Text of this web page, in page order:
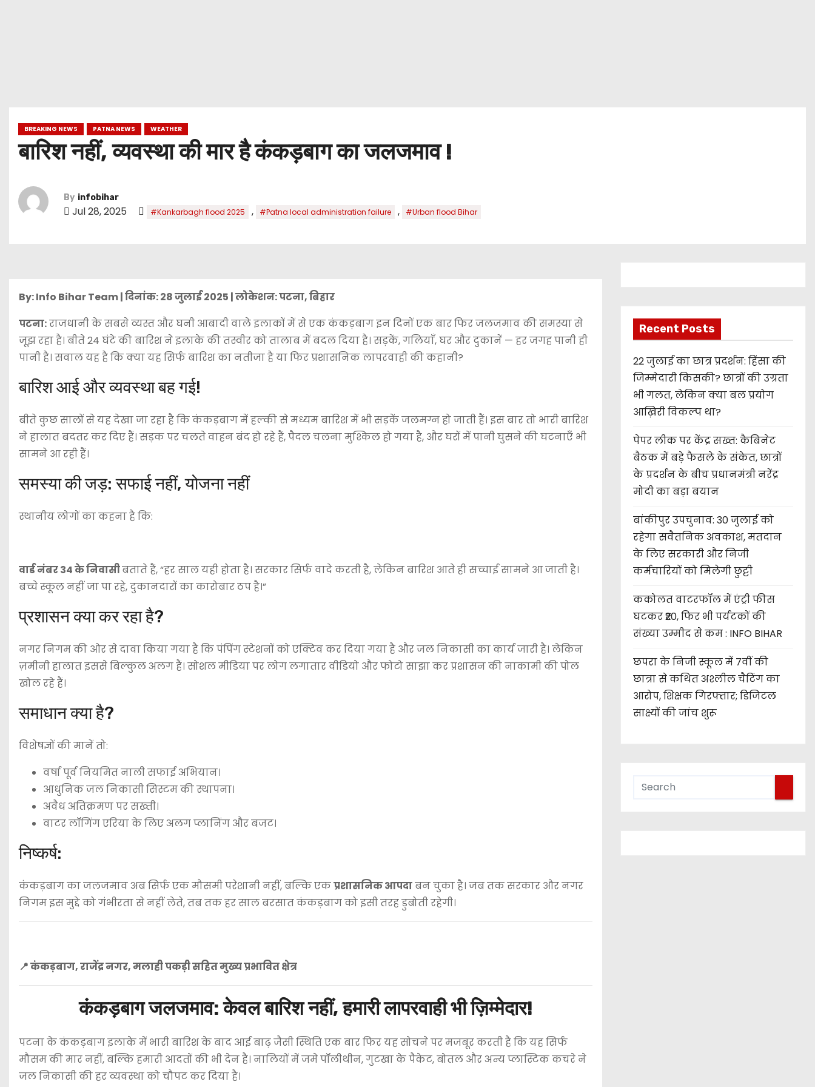
BREAKING NEWS PATNA NEWS WEATHER
बारिश नहीं, व्यवस्था की मार है कंकड़बाग का जलजमाव !
By infobihar
Jul 28, 2025 #Kankarbagh flood 2025 , #Patna local administration failure , #Urban flood Bihar
By: Info Bihar Team | दिनांक: 28 जुलाई 2025 | लोकेशन: पटना, बिहार
पटना:राजधानी के सबसे व्यस्त और घनी आबादी वाले इलाकों में से एक कंकड़बाग इन दिनों एक बार फिर जलजमाव की समस्या से
जूझ रहा है। बीते 24 घंटे की बारिश ने इलाके की तस्वीर को तालाब में बदल दिया है। सड़कें, गलियाँ, घर और दुकानें — हर जगह पानी ही
पानी है। सवाल यह है कि क्या यह सिर्फ बारिश का नतीजा है या फिर प्रशासनिक लापरवाही की कहानी?
बारिश आई और व्यवस्था बह गई!
बीते कुछ सालों से यह देखा जा रहा है कि कंकड़बाग में हल्की से मध्यम बारिश में भी सड़कें जलमग्न हो जाती हैं। इस बार तो भारी बारिश
ने हालात बदतर कर दिए हैं। सड़क पर चलते वाहन बंद हो रहे हैं, पैदल चलना मुश्किल हो गया है, और घरों में पानी घुसने की घटनाएँ भी
सामने आ रही हैं।
समस्या की जड़: सफाई नहीं, योजना नहीं
स्थानीय लोगों का कहना है कि:
वार्ड नंबर 34 के निवासीबताते हैं, “हर साल यही होता है। सरकार सिर्फ वादे करती है, लेकिन बारिश आते ही सच्चाई सामने आ जाती है।
बच्चे स्कूल नहीं जा पा रहे, दुकानदारों का कारोबार ठप है।”
प्रशासन क्या कर रहा है?
नगर निगम की ओर से दावा किया गया है कि पंपिंग स्टेशनों को एक्टिव कर दिया गया है और जल निकासी का कार्य जारी है। लेकिन
ज़मीनी हालात इससे बिल्कुल अलग हैं। सोशल मीडिया पर लोग लगातार वीडियो और फोटो साझा कर प्रशासन की नाकामी की पोल
खोल रहे हैं।
समाधान क्या है?
विशेषज्ञों की मानें तो:
वर्षा पूर्व नियमित नाली सफाई अभियान।
आधुनिक जल निकासी सिस्टम की स्थापना।
अवैध अतिक्रमण पर सख्ती।
वाटर लॉगिंग एरिया के लिए अलग प्लानिंग और बजट।
निष्कर्ष:
कंकड़बाग का जलजमाव अब सिर्फ एक मौसमी परेशानी नहीं, बल्कि एकप्रशासनिक आपदाबन चुका है। जब तक सरकार और नगर
निगम इस मुद्दे को गंभीरता से नहीं लेते, तब तक हर साल बरसात कंकड़बाग को इसी तरह डुबोती रहेगी।
📍 कंकड़बाग, राजेंद्र नगर, मलाही पकड़ी सहित मुख्य प्रभावित क्षेत्र
कंकड़बाग जलजमाव: केवल बारिश नहीं, हमारी लापरवाही भी ज़िम्मेदार!
पटना के कंकड़बाग इलाके में भारी बारिश के बाद आई बाढ़ जैसी स्थिति एक बार फिर यह सोचने पर मजबूर करती है कि यह सिर्फ
मौसम की मार नहीं, बल्कि हमारी आदतों की भी देन है। नालियों में जमे पॉलीथीन, गुटखा के पैकेट, बोतल और अन्य प्लास्टिक कचरे ने
जल निकासी की हर व्यवस्था को चौपट कर दिया है।
Recent Posts
22 जुलाई का छात्र प्रदर्शन: हिंसा की
जिम्मेदारी किसकी? छात्रों की उग्रता
भी गलत, लेकिन क्या बल प्रयोग
आख़िरी विकल्प था?
पेपर लीक पर केंद्र सख्त: कैबिनेट
बैठक में बड़े फैसले के संकेत, छात्रों
के प्रदर्शन के बीच प्रधानमंत्री नरेंद्र
मोदी का बड़ा बयान
बांकीपुर उपचुनाव: 30 जुलाई को
रहेगा सवैतनिक अवकाश, मतदान
के लिए सरकारी और निजी
कर्मचारियों को मिलेगी छुट्टी
ककोलत वाटरफॉल में एंट्री फीस
घटकर ₹20, फिर भी पर्यटकों की
संख्या उम्मीद से कम : INFO BIHAR
छपरा के निजी स्कूल में 7वीं की
छात्रा से कथित अश्लील चैटिंग का
आरोप, शिक्षक गिरफ्तार; डिजिटल
साक्ष्यों की जांच शुरू